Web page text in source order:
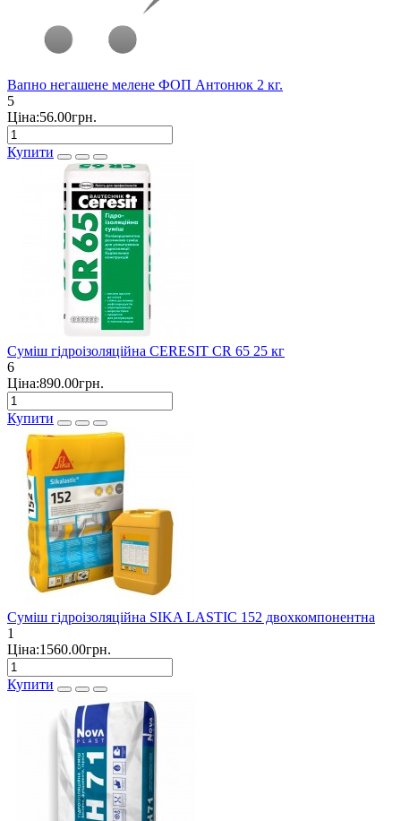
Вапно негашене мелене ФОП Антонюк 2 кг.
5
Ціна:56.00грн.
Купити
Суміш гідроізоляційна CERESIT CR 65 25 кг
6
Ціна:890.00грн.
Купити
Суміш гідроізоляційна SIKA LASTIC 152 двохкомпонентна
1
Ціна:1560.00грн.
Купити